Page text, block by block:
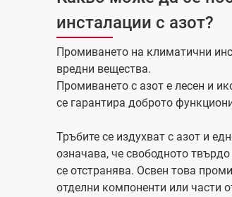
инсталации с азот?
Промиването на климатични
вредни вещества.
Промиването с азот е лесен и
се гарантира доброто
Тръбите се издухват с азот и
означава, че свободното
се отстранява. Освен това
отделни компоненти или части